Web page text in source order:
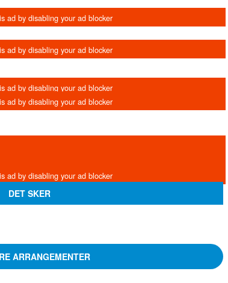
DET SKER
ARRANGEMENTER